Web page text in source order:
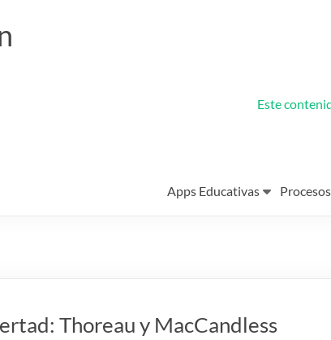
Este
Apps Educativas
Thoreau y MacCandless